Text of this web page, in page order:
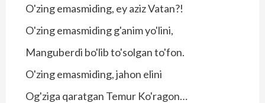
O'zing emasmiding, ey aziz Vatan?!
O'zing emasmiding g'anim yo'lini,
Manguberdi bo'lib to'solgan to'fon.
O'zing emasmiding, jahon elini
Og'ziga qaratgan Temur Ko'ragon…